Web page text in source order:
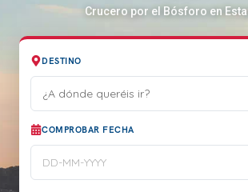
Crucero por el Bósforo en
DESTINO
COMPROBAR FECHA